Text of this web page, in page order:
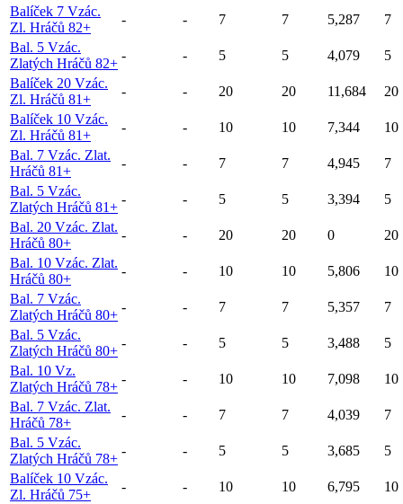
Balíček 7 Vzác.
Zl. Hráčů 82+
- - 7 7 5,287
7
Bal. 5 Vzác.
Zlatých Hráčů 82+
- - 5 5 4,079
5
Balíček 20 Vzác.
Zl. Hráčů 81+
- - 20 20 11,684
20
Balíček 10 Vzác.
Zl. Hráčů 81+
- - 10 10 7,344
10
Bal. 7 Vzác. Zlat.
Hráčů 81+
- - 7 7 4,945
7
Bal. 5 Vzác.
Zlatých Hráčů 81+
- - 5 5 3,394
5
Bal. 20 Vzác. Zlat.
Hráčů 80+
- - 20 20 0
20
Bal. 10 Vzác. Zlat.
Hráčů 80+
- - 10 10 5,806
10
Bal. 7 Vzác.
Zlatých Hráčů 80+
- - 7 7 5,357
7
Bal. 5 Vzác.
Zlatých Hráčů 80+
- - 5 5 3,488
5
Bal. 10 Vz.
Zlatých Hráčů 78+
- - 10 10 7,098
10
Bal. 7 Vzác. Zlat.
Hráčů 78+
- - 7 7 4,039
7
Bal. 5 Vzác.
Zlatých Hráčů 78+
- - 5 5 3,685
5
Balíček 10 Vzác.
Zl. Hráčů 75+
- - 10 10 6,795
10